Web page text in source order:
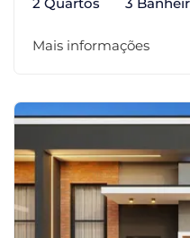
Mais informações